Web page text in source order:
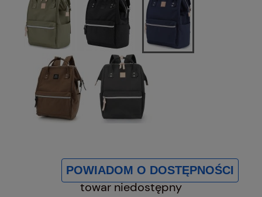
POWIADOM O DOSTĘPNOŚCI
towar niedostępny